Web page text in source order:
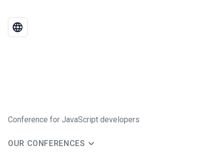
Conference for JavaScript developers
OUR CONFERENCES